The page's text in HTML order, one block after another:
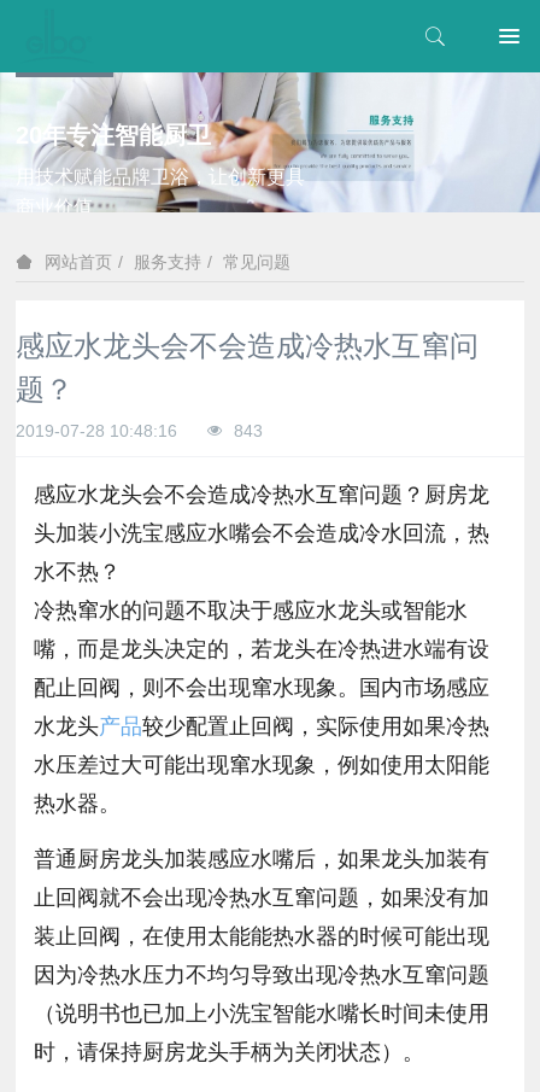
20年专注智能厨卫
用技术赋能品牌卫浴，让创新更具
商业价值
网站首页 服务支持 常见问题
感应水龙头会不会造成冷热水互窜问
题？
2019-07-28 10:48:16 843
感应水龙头会不会造成冷热水互窜问题？厨房龙
头加装小洗宝感应水嘴会不会造成冷水回流，热
水不热？
冷热窜水的问题不取决于感应水龙头或智能水
嘴，而是龙头决定的，若龙头在冷热进水端有设
配止回阀，则不会出现窜水现象。国内市场感应
水龙头产品较少配置止回阀，实际使用如果冷热
水压差过大可能出现窜水现象，例如使用太阳能
热水器。
普通厨房龙头加装感应水嘴后，如果龙头加装有
止回阀就不会出现冷热水互窜问题，如果没有加
装止回阀，在使用太能能热水器的时候可能出现
因为冷热水压力不均匀导致出现冷热水互窜问题
（说明书也已加上小洗宝智能水嘴长时间未使用
时，请保持厨房龙头手柄为关闭状态）。